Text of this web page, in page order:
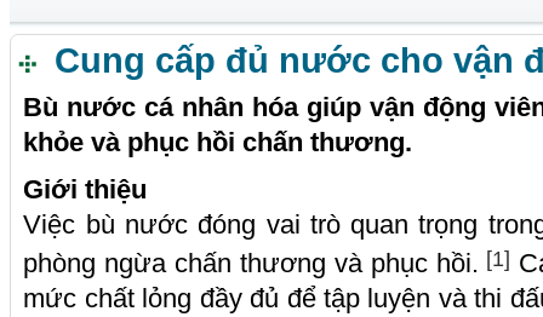
Cung cấp đủ nước cho vận
Bù nước cá nhân hóa giúp vận động
khỏe và phục hồi chấn thương.
Giới thiệu
Việc bù nước đóng vai trò quan trọng
phòng ngừa chấn thương và phục hồi. [1]
mức chất lỏng đầy đủ để tập luyện và thi